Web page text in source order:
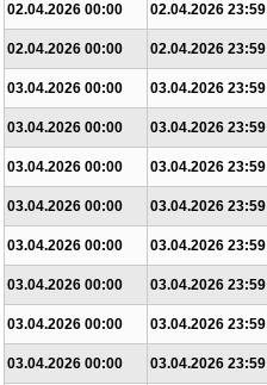
02.04.2026 00:00 02.04.2026 23:59
02.04.2026 00:00
02.04.2026 23:59
03.04.2026 00:00
03.04.2026 23:59
03.04.2026 00:00
03.04.2026 23:59
03.04.2026 00:00
03.04.2026 23:59
03.04.2026 00:00
03.04.2026 23:59
03.04.2026 00:00
03.04.2026 23:59
03.04.2026 00:00
03.04.2026 23:59
03.04.2026 00:00
03.04.2026 23:59
03.04.2026 00:00
03.04.2026 23:59